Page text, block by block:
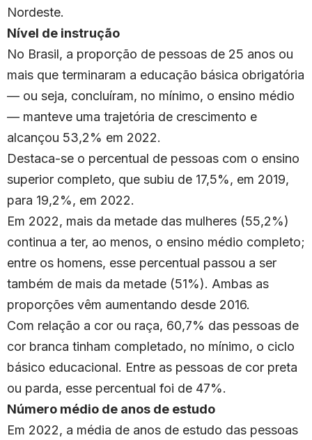
Nordeste.
Nível de instrução
No Brasil, a proporção de pessoas de 25 anos ou
mais que terminaram a educação básica obrigatória
— ou seja, concluíram, no mínimo, o ensino médio
— manteve uma trajetória de crescimento e
alcançou 53,2% em 2022.
Destaca-se o percentual de pessoas com o ensino
superior completo, que subiu de 17,5%, em 2019,
para 19,2%, em 2022.
Em 2022, mais da metade das mulheres (55,2%)
continua a ter, ao menos, o ensino médio completo;
entre os homens, esse percentual passou a ser
também de mais da metade (51%). Ambas as
proporções vêm aumentando desde 2016.
Com relação a cor ou raça, 60,7% das pessoas de
cor branca tinham completado, no mínimo, o ciclo
básico educacional. Entre as pessoas de cor preta
ou parda, esse percentual foi de 47%.
Número médio de anos de estudo
Em 2022, a média de anos de estudo das pessoas